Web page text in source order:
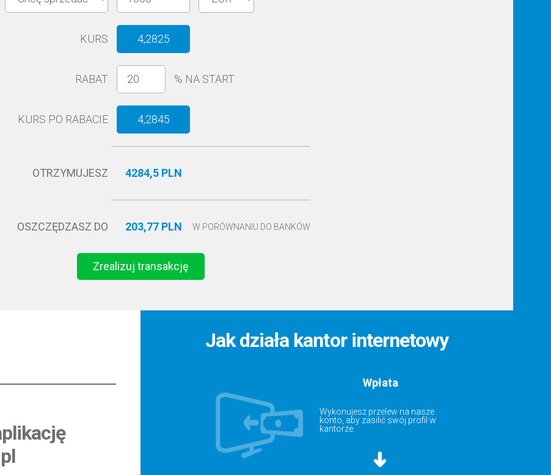
KURS 4,2825
RABAT % NA START
KURS PO RABACIE 4,2845
OTRZYMUJESZ 4284,5 PLN
OSZCZĘDZASZ DO 203,77 PLN W PORÓWNANIU DO BANKÓW
Zrealizuj transakcję
Jak działa kantor internetowy
Wpłata
Wykonujesz przelew na nasze
konto, aby zasilić swój profil w
kantorze.